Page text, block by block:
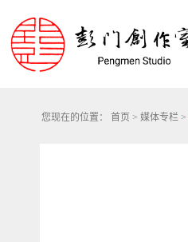
您现在的位置： 首页 > 媒体专栏 >